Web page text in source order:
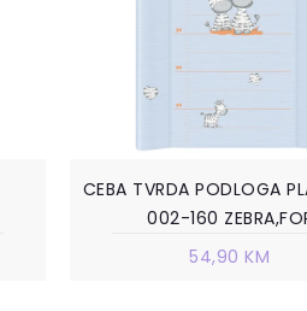
CEBA TVRDA PODLOGA
002-160
54,90 KM